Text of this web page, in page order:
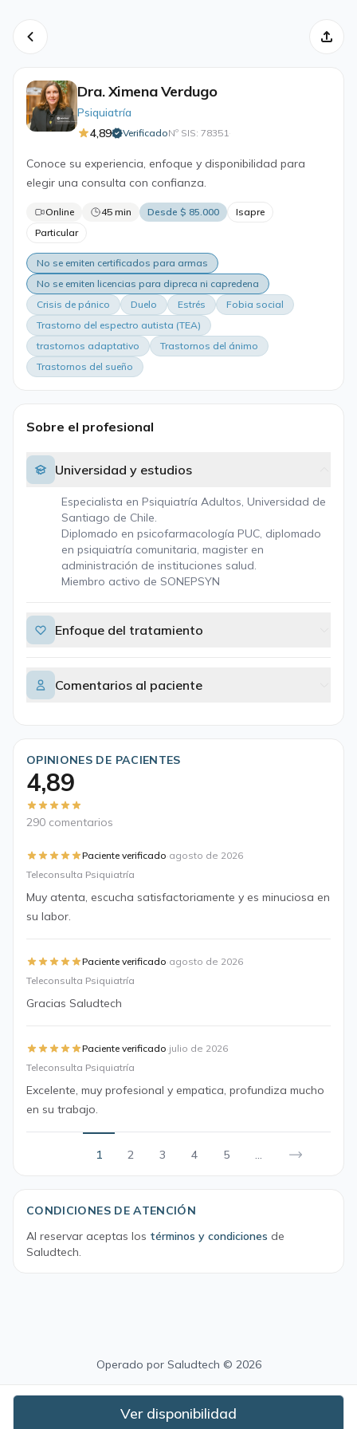
Dra. Ximena Verdugo
Psiquiatría
4,89
VerificadoNº SIS: 78351·
Conoce su experiencia, enfoque y disponibilidad para
elegir una consulta con confianza.
Online 45 min Desde $ 85.000
Isapre
Particular
No se emiten certificados para armas
No se emiten licencias para dipreca ni capredena
Crisis de pánico
Duelo Estrés
Fobia social
Trastorno del espectro autista (TEA)
trastornos adaptativo
Trastornos del ánimo
Trastornos del sueño
Sobre el profesional
Universidad y estudios
Especialista en Psiquiatría Adultos, Universidad de
Santiago de Chile.
Diplomado en psicofarmacología PUC, diplomado
en psiquiatría comunitaria, magister en
administración de instituciones salud.
Miembro activo de SONEPSYN
Enfoque del tratamiento
Comentarios al paciente
OPINIONES DE PACIENTES
4,89
290 comentarios
Paciente verificado·agosto de 2026
Teleconsulta Psiquiatría
Muy atenta, escucha satisfactoriamente y es minuciosa en
su labor.
Paciente verificado·agosto de 2026
Teleconsulta Psiquiatría
Gracias Saludtech
Paciente verificado·julio de 2026
Teleconsulta Psiquiatría
Excelente, muy profesional y empatica, profundiza mucho
en su trabajo.
1 2 3 4 5 ...
CONDICIONES DE ATENCIÓN
Al reservar aceptas los términos y condiciones de
Saludtech.
Ver disponibilidad
Operado por Saludtech © 2026